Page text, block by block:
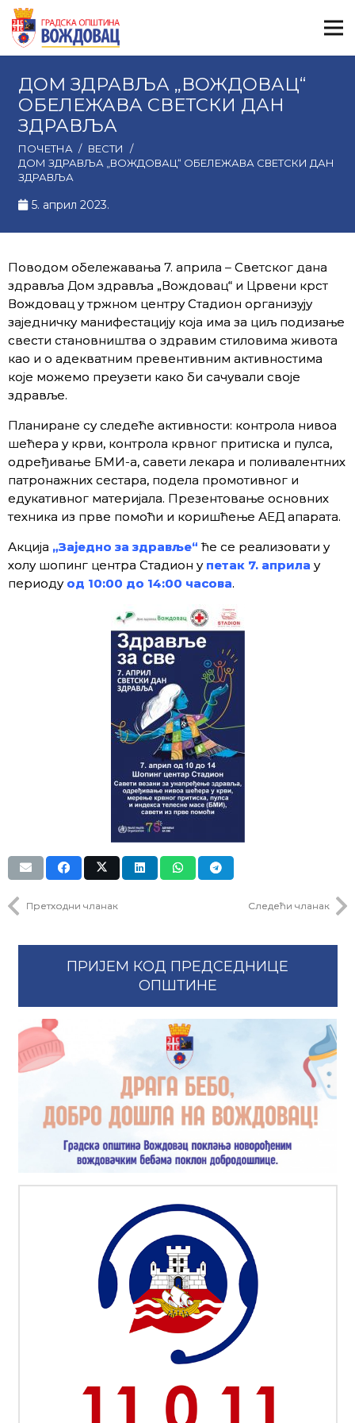
ДОМ ЗДРАВЉА „ВОЖДОВАЦ“
ОБЕЛЕЖАВА СВЕТСКИ ДАН
ЗДРАВЉА
ПОЧЕТНА / ВЕСТИ
/
ДОМ ЗДРАВЉА „ВОЖДОВАЦ“ ОБЕЛЕЖАВА СВЕТСКИ ДАН
ЗДРАВЉА
5. април 2023.
Поводом обележавања 7. априла – Светског дана
здравља Дом здравља „Вождовац“ и Црвени крст
Вождовац у тржном центру Стадион организују
заједничку манифестацију која има за циљ подизање
свести становништва о здравим стиловима живота
као и о адекватним превентивним активностима
које можемо преузети како би сачували своје
здравље.
Планиране су следеће активности: контрола нивоа
шећера у крви, контрола крвног притиска и пулса,
одређивање БМИ-а, савети лекара и поливалентних
патронажних сестара, подела промотивног и
едукативног материјала. Презентовање основних
техника из прве помоћи и коришћење АЕД апарата.
Акција „Заједно за здравље“ ће се реализовати у
холу шопинг центра Стадион у петак 7. априла у
периоду од 10:00 до 14:00 часова.
Претходни чланак Следећи чланак
ПРИЈЕМ КОД ПРЕДСЕДНИЦЕ
ОПШТИНЕ